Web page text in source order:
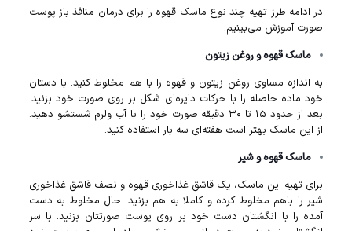
در ادامه طرز تهیه چند نوع ماسک قهوه را برای درمان منافذ باز پوست
صورت آموزش می‌بینیم:
ماسک قهوه و روغن زیتون
به اندازه مساوی روغن زیتون و قهوه را با هم مخلوط کنید. با دستان
خود ماده حاصله را با حرکات دایره‌ای شکل بر روی صورت خود بزنید.
بعد از حدود ۱۵ تا ۳۰ دقیقه صورت خود را با آب ولرم شستشو دهید.
از این ماسک بهتر است هفته‌ای سه بار استفاده کنید.
ماسک قهوه و شیر
برای تهیه این ماسک، یک قاشق غذاخوری قهوه و نصف قاشق غذاخوری
شیر را باهم مخلوط کرده و کاملا به هم بزنید. حال مخلوط به دست
آمده را با انگشتان دست خود بر روی پوست صورتتان بزنید. با سر